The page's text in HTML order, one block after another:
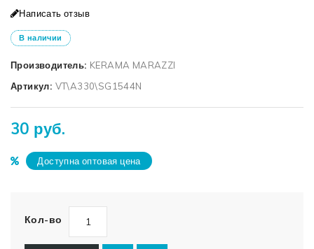
Написать отзыв
В наличии
Производитель: KERAMA MARAZZI
Артикул: VT\A330\SG1544N
30 руб.
Доступна оптовая цена
Кол-во